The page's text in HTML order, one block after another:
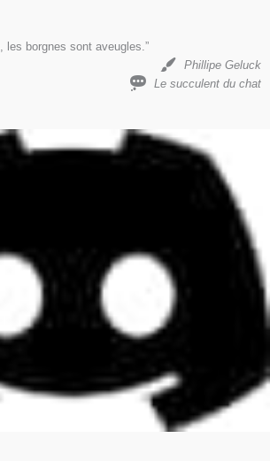
, les borgnes sont aveugles.”
Phillipe Geluck
Le succulent du chat